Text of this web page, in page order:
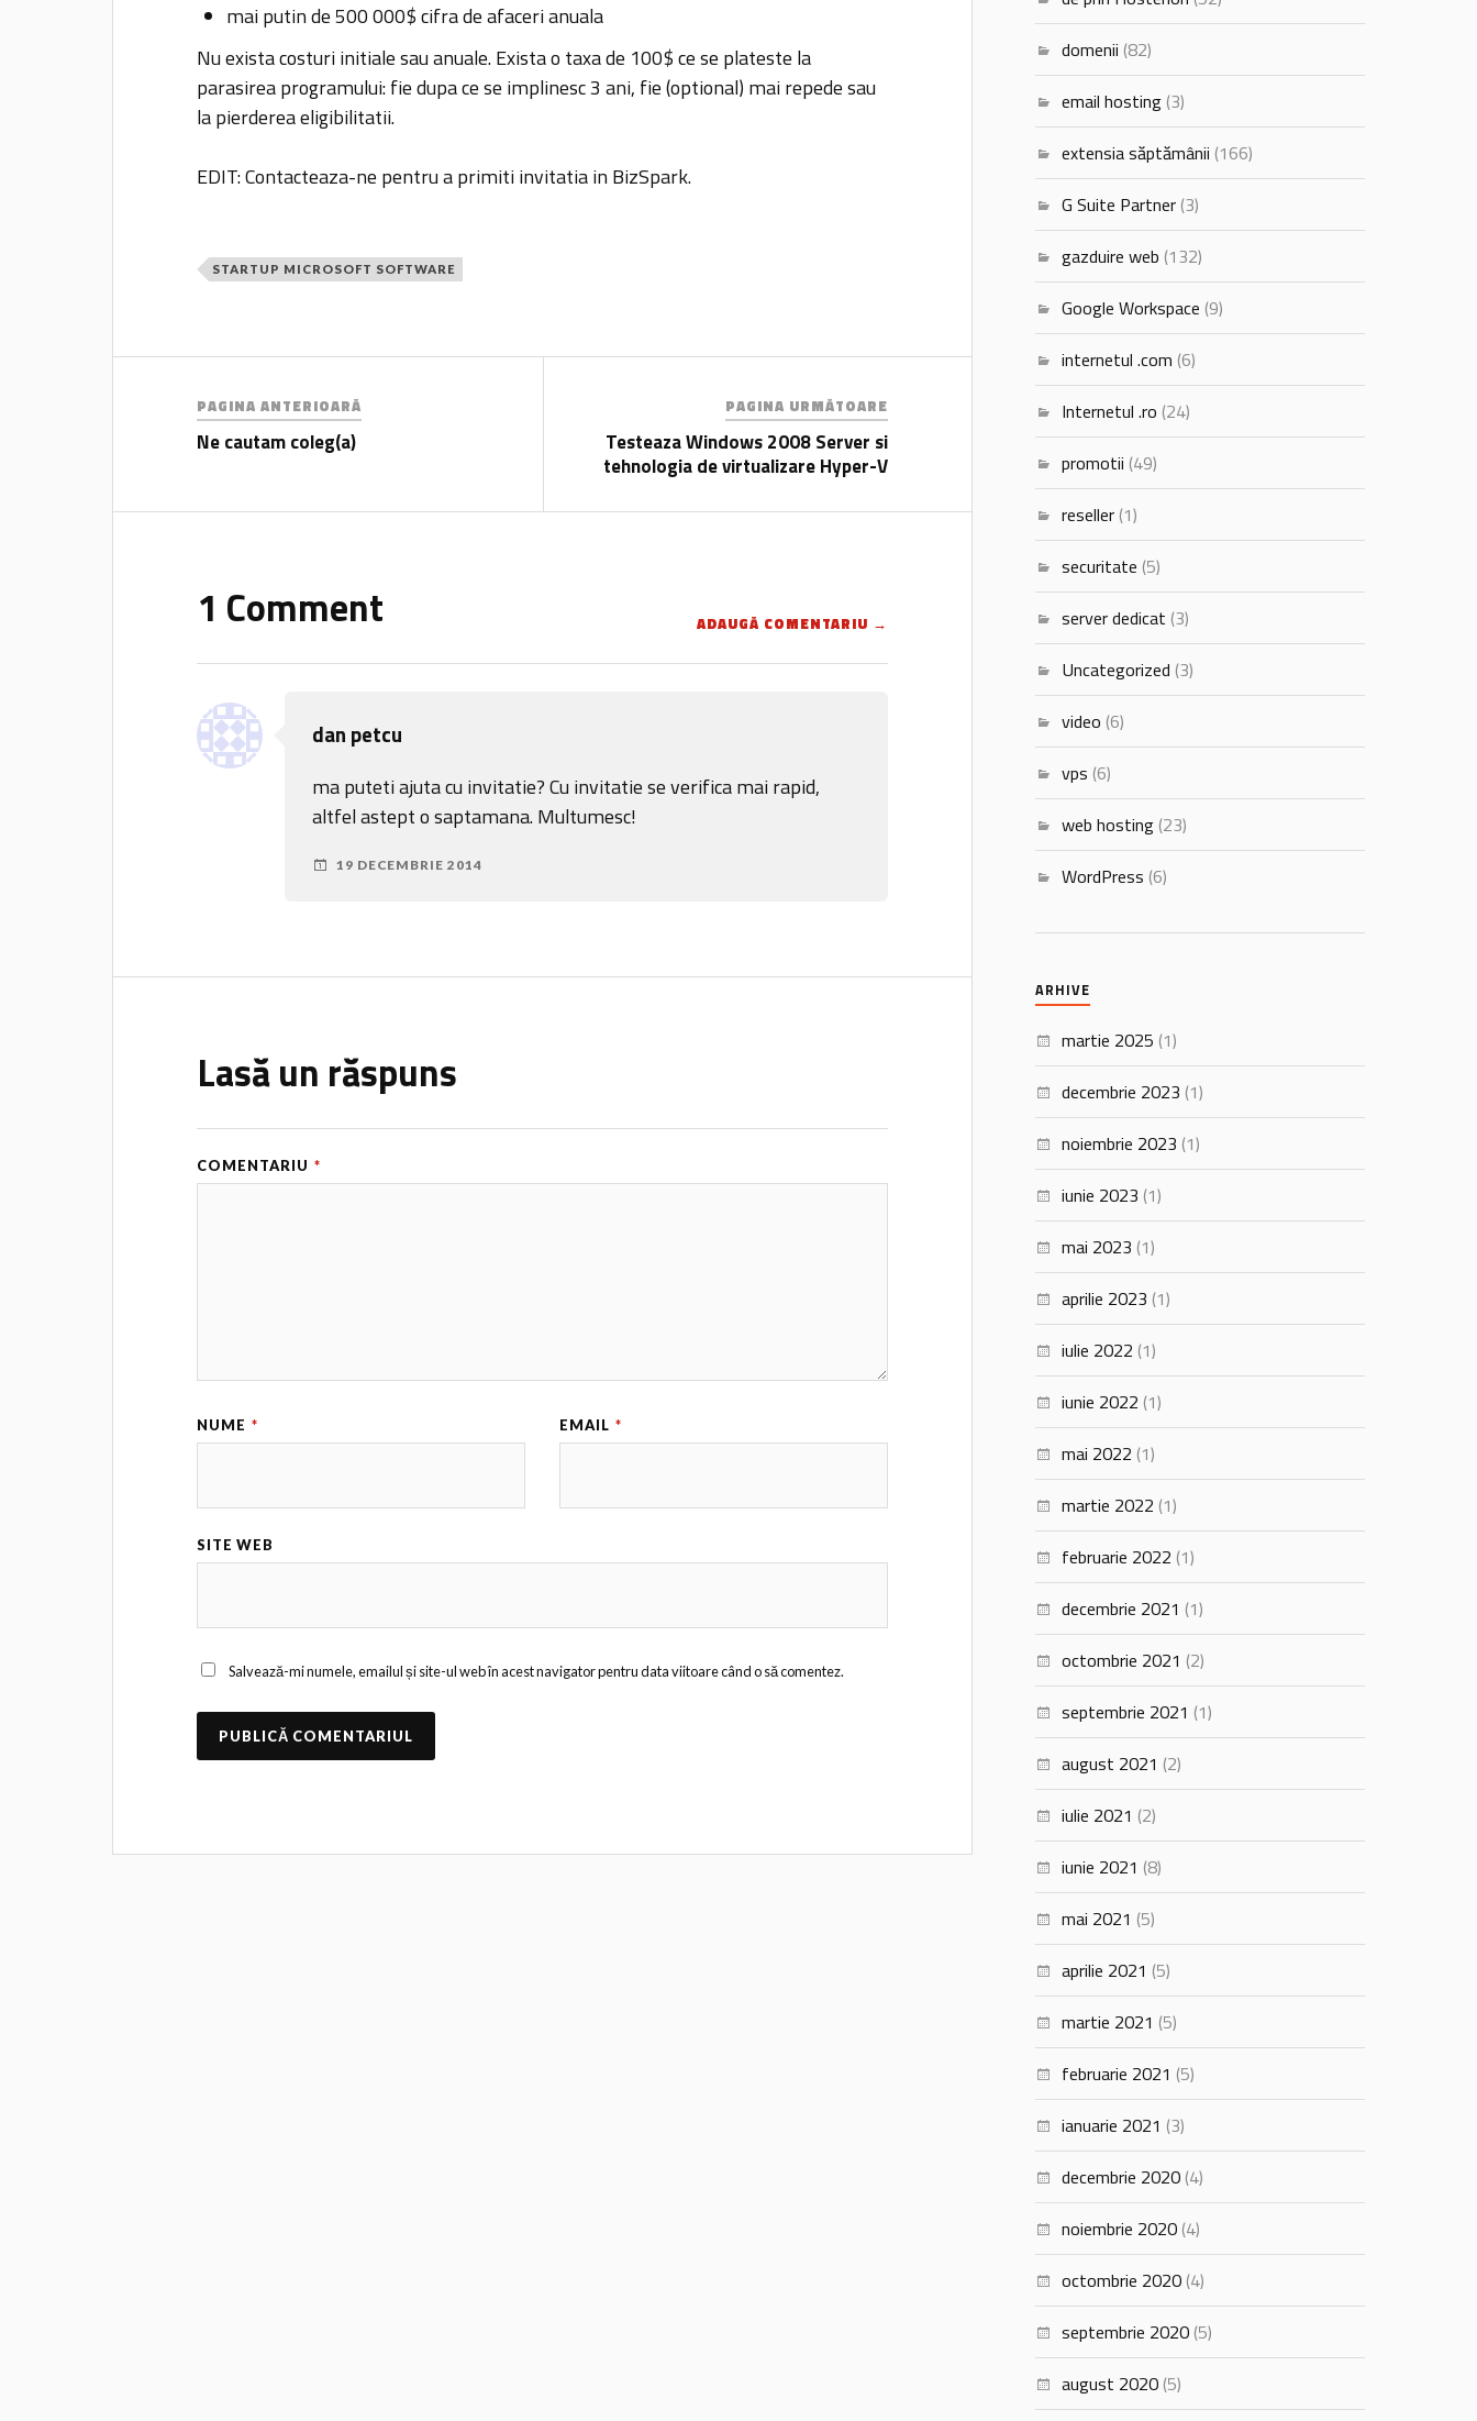
mai putin de 500 000$ cifra de afaceri anuala
Nu exista costuri initiale sau anuale. Exista o taxa de 100$ ce se plateste la
parasirea programului: fie dupa ce se implinesc 3 ani, fie (optional) mai repede sau
la pierderea eligibilitatii.
EDIT: Contacteaza-ne pentru a primiti invitatia in BizSpark.
STARTUP MICROSOFT SOFTWARE
PAGINA ANTERIOARĂ
Ne cautam coleg(a)
PAGINA URMĂTOARE
Testeaza Windows 2008 Server si
tehnologia de virtualizare Hyper-V
1 Comment ADAUGĂ COMENTARIU →
dan petcu
ma puteti ajuta cu invitatie? Cu invitatie se verifica mai rapid,
altfel astept o saptamana. Multumesc!
19 DECEMBRIE 2014
Lasă un răspuns
COMENTARIU *
NUME * EMAIL *
SITE WEB
Salvează-mi numele, emailul și site-ul web în acest navigator pentru data viitoare când o să comentez.
domenii (82)
email hosting (3)
extensia săptămânii (166)
G Suite Partner (3)
gazduire web (132)
Google Workspace (9)
internetul .com (6)
Internetul .ro (24)
promotii (49)
reseller (1)
securitate (5)
server dedicat (3)
Uncategorized (3)
video (6)
vps (6)
web hosting (23)
WordPress (6)
ARHIVE
martie 2025 (1)
decembrie 2023 (1)
noiembrie 2023 (1)
iunie 2023 (1)
mai 2023 (1)
aprilie 2023 (1)
iulie 2022 (1)
iunie 2022 (1)
mai 2022 (1)
martie 2022 (1)
februarie 2022 (1)
decembrie 2021 (1)
octombrie 2021 (2)
septembrie 2021 (1)
august 2021 (2)
iulie 2021 (2)
iunie 2021 (8)
mai 2021 (5)
aprilie 2021 (5)
martie 2021 (5)
februarie 2021 (5)
ianuarie 2021 (3)
decembrie 2020 (4)
noiembrie 2020 (4)
octombrie 2020 (4)
septembrie 2020 (5)
august 2020 (5)